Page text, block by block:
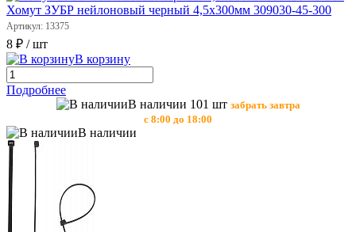
Хомут ЗУБР нейлоновый черный 4,5х300мм 309030-45-300
Артикул: 13375
8 ₽ / шт
В корзину
Подробнее
В наличии 101 шт забрать завтра
с 8:00 до 18:00
В наличии